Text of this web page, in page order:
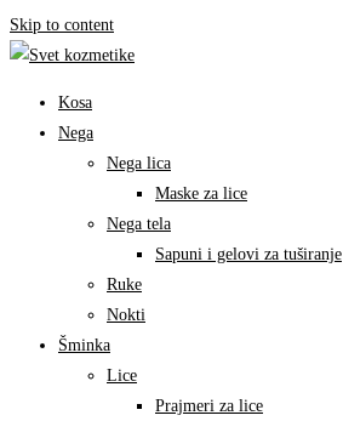
Skip to content
Kosa
Nega
Nega lica
Maske za lice
Nega tela
Sapuni i gelovi za tuširanje
Ruke
Nokti
Šminka
Lice
Prajmeri za lice